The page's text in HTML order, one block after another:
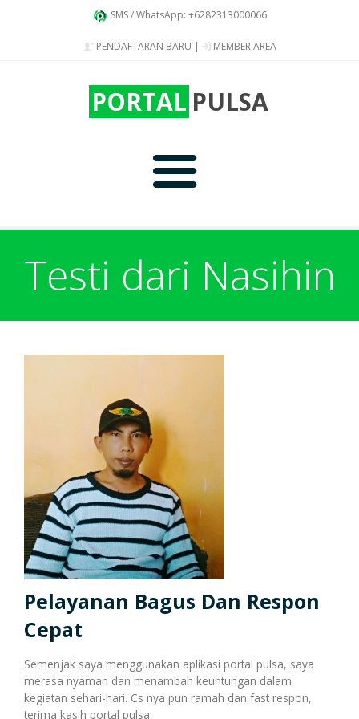
SMS / WhatsApp: +6282313000066
PENDAFTARAN BARU | MEMBER AREA
PORTAL PULSA
Token PLN murah
Pulsa Reguler
Paket Data Internet
Bonus Mingguan
Bonus Transaksi
Deposit
Transaksi
Cara Transaksi
Support
Testi dari Nasihin
Pelayanan Bagus Dan Respon
Cepat
Semenjak saya menggunakan aplikasi portal pulsa, saya
merasa nyaman dan menambah keuntungan dalam
kegiatan sehari-hari. Cs nya pun ramah dan fast respon,
terima kasih portal pulsa.